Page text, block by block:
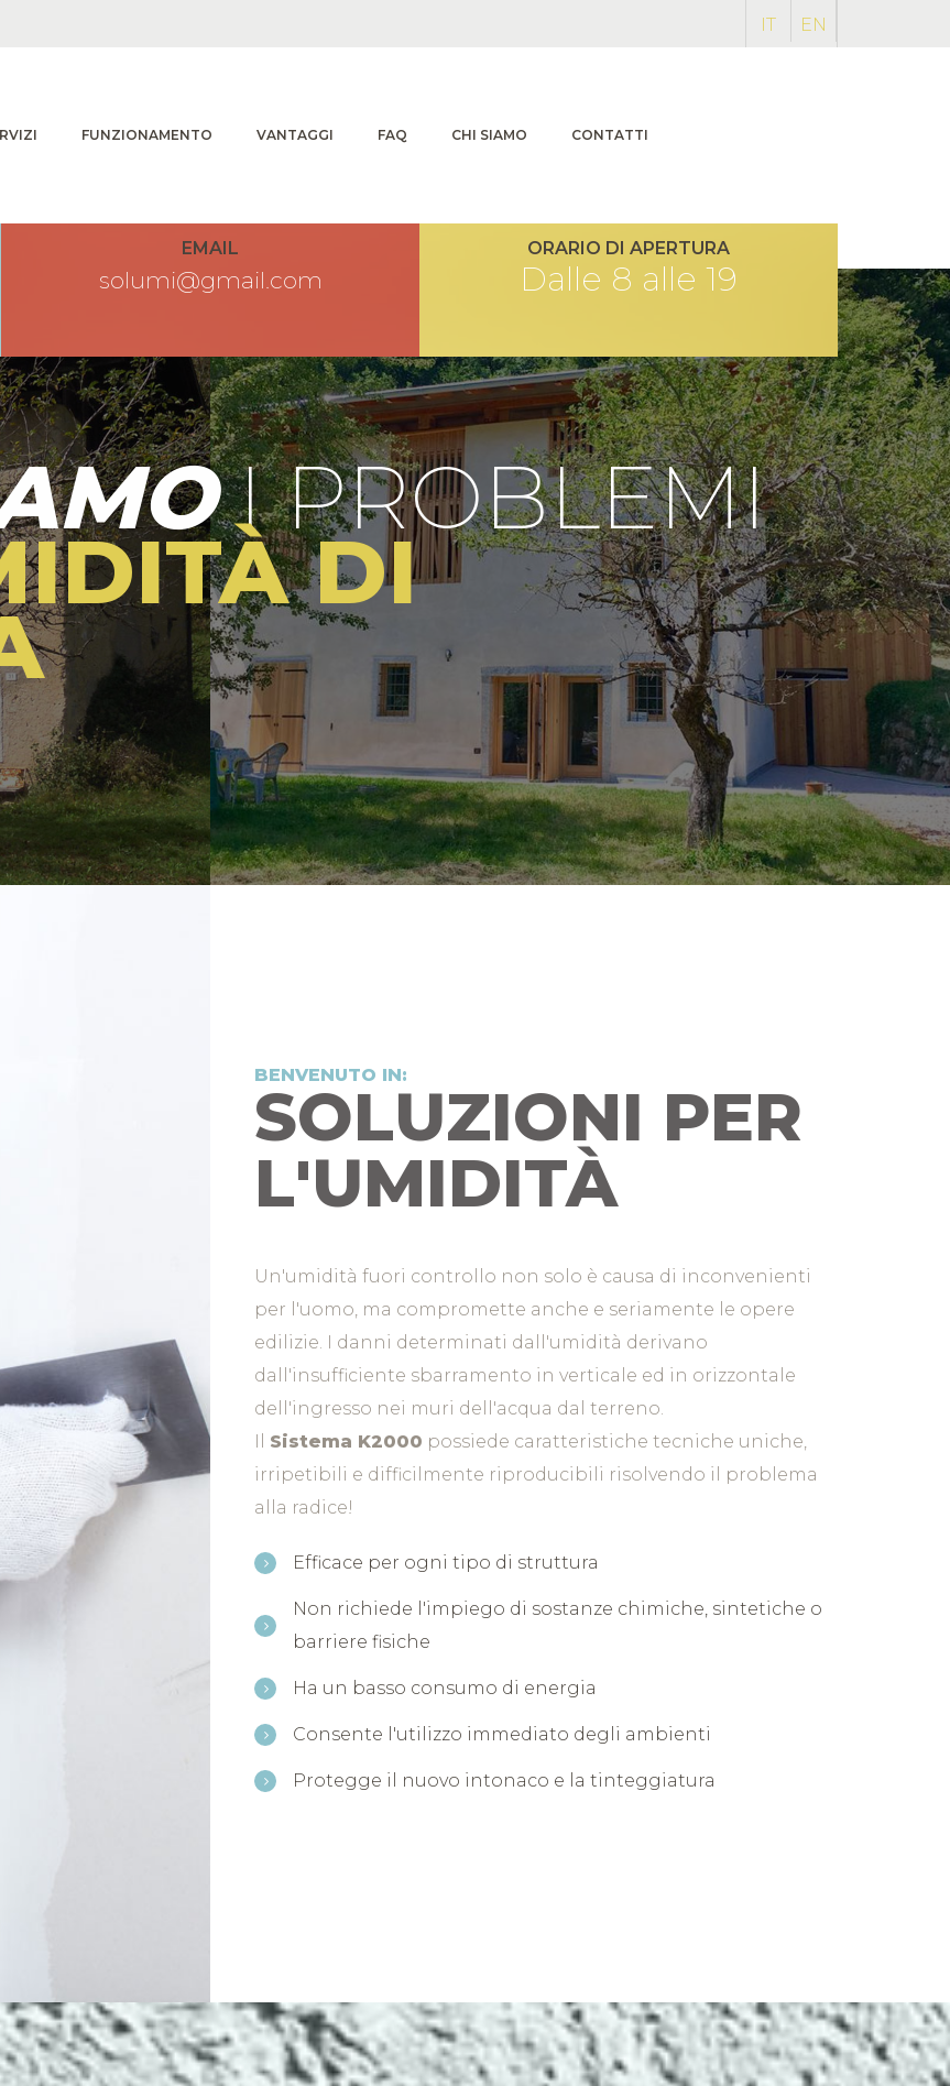
IT EN
FUNZIONAMENTO VANTAGGI FAQ CHI SIAMO CONTATTI
EMAIL
solumi@gmail.com
ORARIO DI APERTURA
Dalle 8 alle 19
I PROBLEMI
DI
BENVENUTO IN:
SOLUZIONI PER
L'UMIDITÀ
Un'umidità fuori controllo non solo è causa di inconvenienti
per l'uomo, ma compromette anche e seriamente le opere
edilizie. I danni determinati dall'umidità derivano
dall'insufficiente sbarramento in verticale ed in orizzontale
dell'ingresso nei muri dell'acqua dal terreno.
Il Sistema K2000 possiede caratteristiche tecniche uniche,
irripetibili e difficilmente riproducibili risolvendo il problema
alla radice!
Efficace per ogni tipo di struttura
Non richiede l'impiego di sostanze chimiche, sintetiche o
barriere fisiche
Ha un basso consumo di energia
Consente l'utilizzo immediato degli ambienti
Protegge il nuovo intonaco e la tinteggiatura